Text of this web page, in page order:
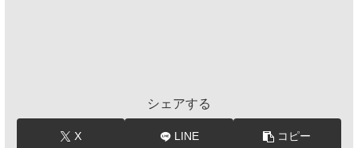
シェアする
X LINE コピー